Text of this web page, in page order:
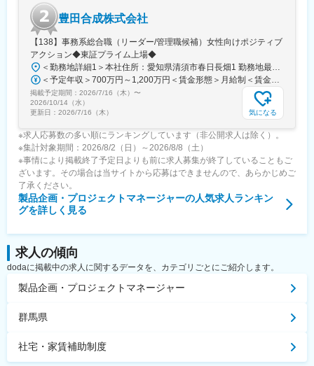
豊田合成株式会社
【138】事務系総合職（リーダー/管理職候補）女性向けポジティブ
アクション◆東証プライム上場◆
＜勤務地詳細1＞本社住所：愛知県清須市春日長畑1 勤務地最寄駅：JR東海道本線／稲沢駅受動喫煙対策：屋内全面禁煙＜勤務地詳細2＞森町工場住所：静岡県周智郡森町睦実1310番地の128 勤務地最寄駅：東海道本線／袋井駅受動喫煙対策：屋内全面禁煙＜勤務地詳細3＞名古屋オフィス住所：愛知県名古屋市中村区名駅４丁目８－１８ 三井ビルディング北館13F受動喫煙対策：屋内全面禁煙変更の範囲：会社の定める事業所
＜予定年収＞700万円～1,200万円＜賃金形態＞月給制＜賃金内訳＞月額（基本給）：350,000円～600,000円＜月給＞350,000円～600,000円＜昇給有無＞有＜残業手当＞有＜給与補足＞※上記年収には、基本給・諸手当（残業手当等）・賞与などを含みます。※上記年収はモデルであり、経験を考慮の上決定します。■昇給：年1回（4月）■賞与：年2回（7月、12月）賃金はあくまでも目安の金額であり、選考を通じて上下する可能性があります。月給(月額)は固定手当を含めた表記です。
掲載予定期間： 2026/7/16（木） 〜
2026/10/14（水）
更新日： 2026/7/16（木） 気になる
※求人応募数の多い順にランキングしています（非公開求人は除く）。
※集計対象期間：2026/8/2（日）～2026/8/8（土）
※事情により掲載終了予定日よりも前に求人募集が終了していることもご
ざいます。その場合は当サイトから応募はできませんので、あらかじめご
了承ください。
製品企画・プロジェクトマネージャーの人気求人ランキン
グを詳しく見る
求人の傾向
dodaに掲載中の求人に関するデータを、カテゴリごとにご紹介します。
製品企画・プロジェクトマネージャー
群馬県
社宅・家賃補助制度